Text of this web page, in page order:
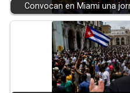
Convocan en Miami una